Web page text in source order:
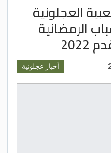
العجلونية
الرمضانية
أخبار عجلونية